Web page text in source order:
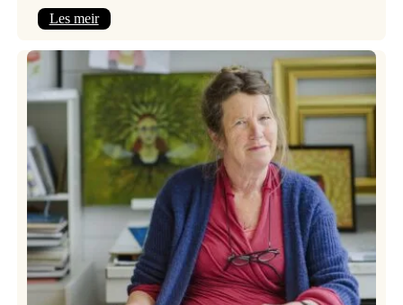
Les meir:
frå
Frøydis